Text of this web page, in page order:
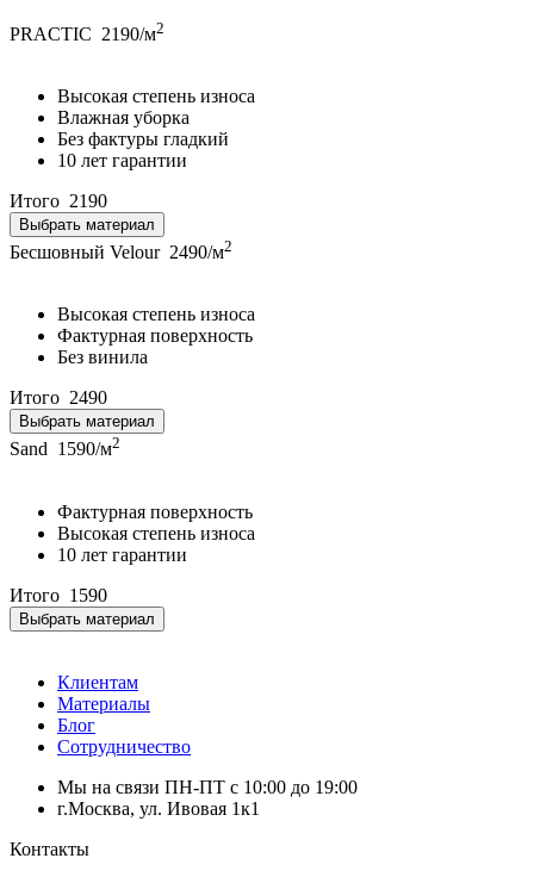
PRACTIC 2190/м2
Высокая степень износа
Влажная уборка
Без фактуры гладкий
10 лет гарантии
Итого 2190
Выбрать материал
Бесшовный Velour 2490/м2
Высокая степень износа
Фактурная поверхность
Без винила
Итого 2490
Выбрать материал
Sand 1590/м2
Фактурная поверхность
Высокая степень износа
10 лет гарантии
Итого 1590
Выбрать материал
Клиентам
Материалы
Блог
Сотрудничество
Мы на связи ПН-ПТ с 10:00 до 19:00
г.Москва, ул. Ивовая 1к1
Контакты